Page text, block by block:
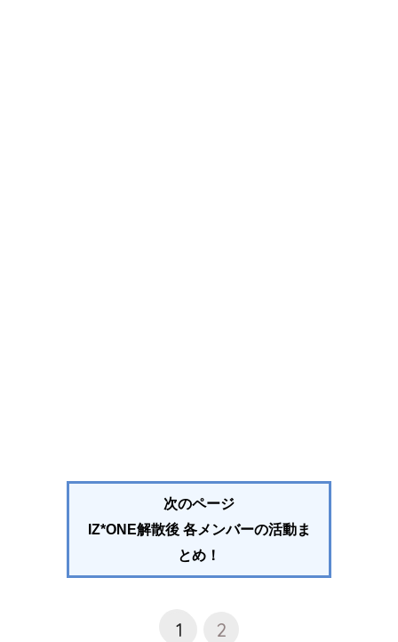
次のページ
IZ*ONE解散後 各メンバーの活動ま
とめ！
1 2